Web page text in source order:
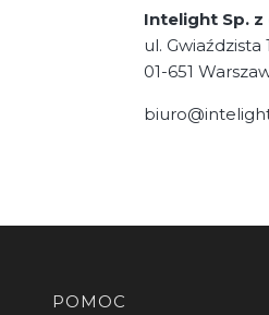
Intelight Sp. z
ul. Gwiaździsta
01-651
Linki w stopce
POMOC